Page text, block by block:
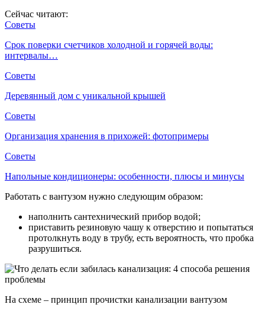
Сейчас читают:
Советы
Срок поверки счетчиков холодной и горячей воды:
интервалы…
Советы
Деревянный дом с уникальной крышей
Советы
Организация хранения в прихожей: фотопримеры
Советы
Напольные кондиционеры: особенности, плюсы и минусы
Работать с вантузом нужно следующим образом:
наполнить сантехнический прибор водой;
приставить резиновую чашу к отверстию и попытаться
протолкнуть воду в трубу, есть вероятность, что пробка
разрушиться.
На схеме – принцип прочистки канализации вантузом